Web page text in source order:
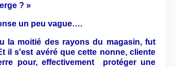
? »
un peu vague….
la moitié des rayons du magasin, fut
il s'est avéré que cette nonne, cliente
pour, effectivement protéger une